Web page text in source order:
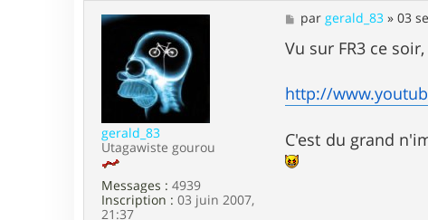
gerald_83
Utagawiste gourou
Messages : 4939
Inscription : 03 juin 2007,
21:37
M
e
s
s
g
e
par gerald_83 »03
Vu sur FR3 ce soir,
http://
C'est du grand